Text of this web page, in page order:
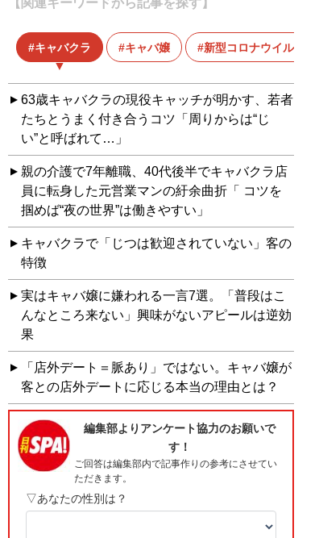
【関連キーワードから記事を探す】
キャバクラ キャバ嬢 新型コロナウイルス
63歳キャバクラの現役キャッチが明かす、若者
たちとうまく付き合うコツ「周りからは“じ
い”と呼ばれて…」
親の介護で7年離職、40代後半でキャバクラ店
員に転身した元営業マンの紆余曲折「 コツを
掴めば“夜の世界”は働きやすい」
キャバクラで「じつは歓迎されていない」客の
特徴
実はキャバ嬢に嫌われる一言7選。「普段はこ
んなところ来ない」興味がないアピールは逆効
果
「店外デート＝脈あり」ではない。キャバ嬢が
客との店外デートに応じる本当の理由とは？